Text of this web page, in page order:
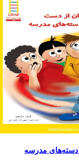
دسته‌های مدرسه